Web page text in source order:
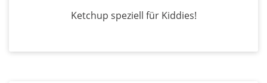
Ketchup speziell für Kiddies!